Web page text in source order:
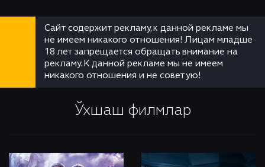
Сайт содержит рекламу, к данной рекламе мы
не имеем никакого отношения! Лицам младше
18 лет запрещается обращать внимание на
рекламу. К данной рекламе мы не имеем
никакого отношения и не советую!
Ўхшаш филмлар